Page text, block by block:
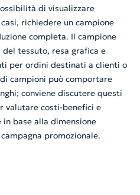
di visualizzare
richiedere un campione
completa. Il campione
tessuto, resa grafica e
per ordini destinati a clienti o
campioni può comportare
conviene discutere questi
valutare costi-benefici e
base alla dimensione
promozionale.